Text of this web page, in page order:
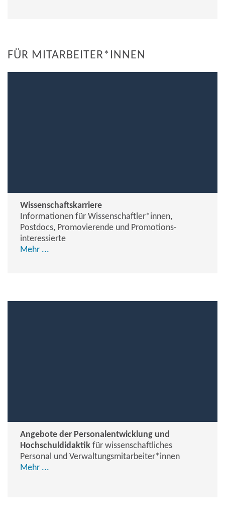
FÜR MITARBEITER*INNEN
Wissenschaftskarriere
Informationen für Wissenschaftler*innen,
Postdocs, Promovierende und Promotions­
interessierte
Mehr ...
Angebote der Personalentwicklung und
Hochschuldidaktik für wissenschaftliches
Personal und Verwaltungs­mitarbeiter*innen
Mehr ...